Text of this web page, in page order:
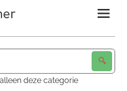
deze categorie